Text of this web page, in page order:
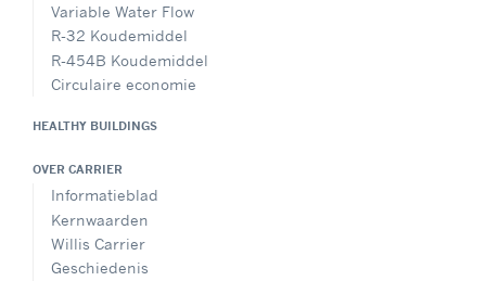
Variable Water Flow
R-32 Koudemiddel
R-454B Koudemiddel
Circulaire economie
HEALTHY BUILDINGS
OVER CARRIER
Informatieblad
Kernwaarden
Willis Carrier
Geschiedenis